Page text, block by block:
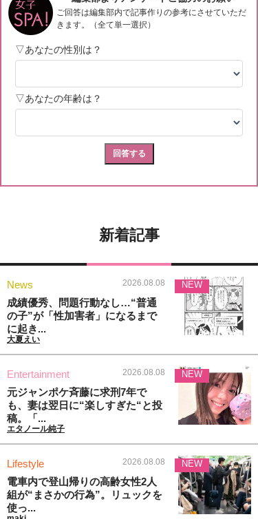
新着記事
News 2026.08.08
成績優秀、問題行動なし…“普通
の子”が「性加害者」になるまで
に起き...
大夏えい
NEW
Entertainment 2026.08.08
元ジャンポケ斉藤に求刑7年で
も、妻は翌日に“楽しすぎた“と投
稿。「...
エタノール純子
NEW
Lifestyle 2026.08.08
電車内で登山帰りの高齢女性2人
組が“まさかの行為”。リュックを
使っ...
NEW